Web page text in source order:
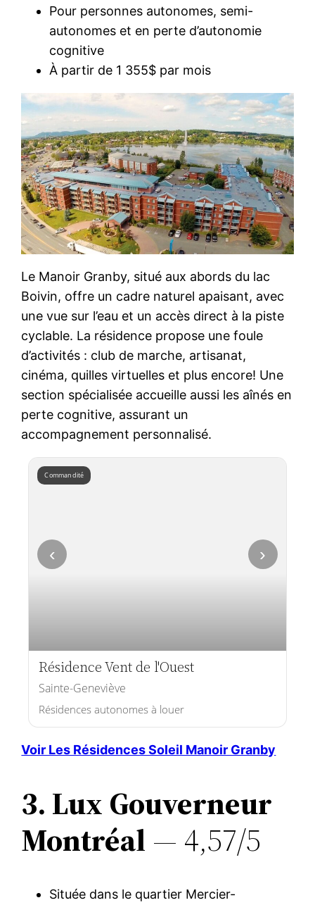
Pour personnes autonomes, semi-
autonomes et en perte d’autonomie
cognitive
À partir de 1 355$ par mois
Le Manoir Granby, situé aux abords du lac
Boivin, offre un cadre naturel apaisant, avec
une vue sur l’eau et un accès direct à la piste
cyclable. La résidence propose une foule
d’activités : club de marche, artisanat,
cinéma, quilles virtuelles et plus encore! Une
section spécialisée accueille aussi les aînés en
perte cognitive, assurant un
accompagnement personnalisé.
Commandité
‹ ›
Résidence Vent de l'Ouest
Sainte-Geneviève
Résidences autonomes à louer
Voir Les Résidences Soleil Manoir Granby
3. Lux Gouverneur
Montréal — 4,57/5
Située dans le quartier Mercier-